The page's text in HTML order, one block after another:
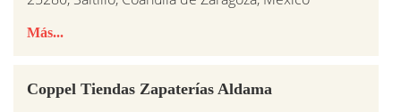
Más...
Coppel Tiendas Zapaterías Aldama